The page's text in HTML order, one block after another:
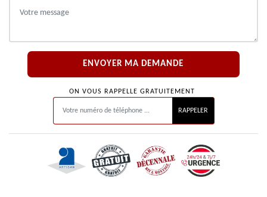
ON VOUS RAPPELLE GRATUITEMENT